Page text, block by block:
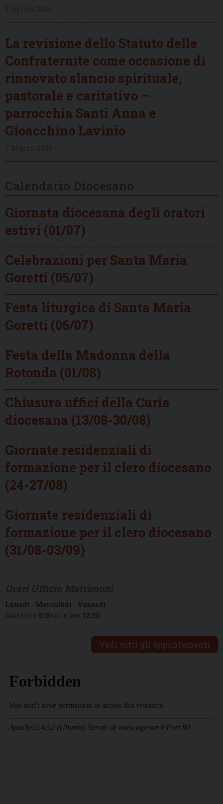
La revisione dello Statuto delle
Confraternite come occasione di
rinnovato slancio spirituale,
pastorale e caritativo –
parrocchia Santi Anna e
Gioacchino Lavinio
Giornata diocesana degli oratori
estivi (01/07)
Celebrazioni per Santa Maria
Goretti (05/07)
Festa liturgica di Santa Maria
Goretti (06/07)
Festa della Madonna della
Rotonda (01/08)
Chiusura uffici della Curia
diocesana (13/08-30/08)
Giornate residenziali di
formazione per il clero diocesano
(24-27/08)
Giornate residenziali di
formazione per il clero diocesano
(31/08-03/09)
Lunedì - Mercoledì - Venerdì
dalle ore 9:30 alle ore 12:30
Vedi tutti gli appuntamenti